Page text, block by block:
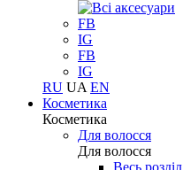
FB
IG
FB
IG
RU UA EN
Косметика
Косметика
Для волосся
Для волосся
Весь розділ